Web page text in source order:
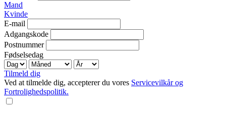
Mand
Kvinde
E-mail
Adgangskode
Postnummer
Fødselsedag
Tilmeld dig
Ved at tilmelde dig, accepterer du vores Servicevilkår og
Fortrolighedspolitik.